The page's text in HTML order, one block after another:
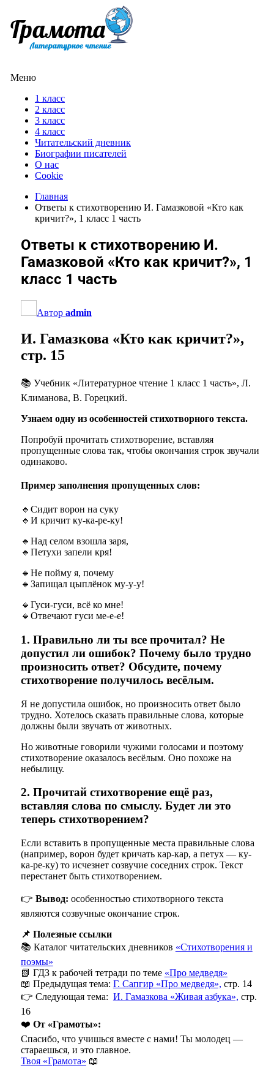
Меню
1 класс
2 класс
3 класс
4 класс
Читательский дневник
Биографии писателей
О нас
Cookie
Главная
Ответы к стихотворению И. Гамазковой «Кто как
кричит?», 1 класс 1 часть
Ответы к стихотворению И.
Гамазковой «Кто как кричит?», 1
класс 1 часть
Автор admin
И. Гамазкова «Кто как кричит?»,
стр. 15
📚 Учебник «Литературное чтение 1 класс 1 часть», Л.
Климанова, В. Горецкий.
Узнаем одну из особенностей стихотворного текста.
Попробуй прочитать стихотворение, вставляя
пропущенные слова так, чтобы окончания строк звучали
одинаково.
Пример заполнения пропущенных слов:
🔹Сидит ворон на суку
🔹 И кричит ку-ка-ре-ку!
🔹Над селом взошла заря,
🔹 Петухи запели кря!
🔹Не пойму я, почему
🔹 Запищал цыплёнок му-у-у!
🔹Гуси-гуси, всё ко мне!
🔹 Отвечают гуси ме-е-е!
1. Правильно ли ты все прочитал? Не
допустил ли ошибок? Почему было трудно
произносить ответ? Обсудите, почему
стихотворение получилось весёлым.
Я не допустила ошибок, но произносить ответ было
трудно. Хотелось сказать правильные слова, которые
должны были звучать от животных.
Но животные говорили чужими голосами и поэтому
стихотворение оказалось весёлым. Оно похоже на
небылицу.
2. Прочитай стихотворение ещё раз,
вставляя слова по смыслу. Будет ли это
теперь стихотворением?
Если вставить в пропущенные места правильные слова
(например, ворон будет кричать кар-кар, а петух — ку-
ка-ре-ку) то исчезнет созвучие соседних строк. Текст
перестанет быть стихотворением.
👉 Вывод: особенностью стихотворного текста
являются созвучные окончание строк.
📌 Полезные ссылки
📚 Каталог читательских дневников «Стихотворения и
поэмы»
📗 ГДЗ к рабочей тетради по теме «Про медведя»
📖 Предыдущая тема: Г. Сапгир «Про медведя», стр. 14
👉 Следующая тема: И. Гамазкова «Живая азбука», стр.
16
❤️ От «Грамоты»:
Спасибо, что учишься вместе с нами! Ты молодец —
стараешься, и это главное.
Твоя «Грамота» 📖